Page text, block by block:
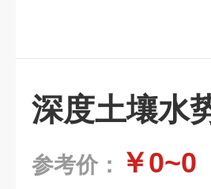
深度土壤水
参考价： ￥0~0